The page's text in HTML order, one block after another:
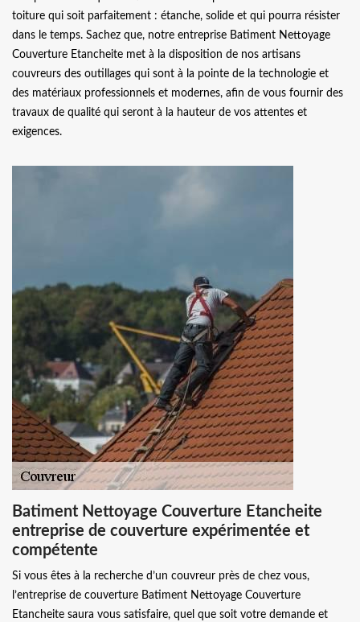
toiture qui soit parfaitement : étanche, solide et qui pourra résister
dans le temps. Sachez que, notre entreprise Batiment Nettoyage
Couverture Etancheite met à la disposition de nos artisans
couvreurs des outillages qui sont à la pointe de la technologie et
des matériaux professionnels et modernes, afin de vous fournir des
travaux de qualité qui seront à la hauteur de vos attentes et
exigences.
Batiment Nettoyage Couverture Etancheite
entreprise de couverture expérimentée et
compétente
Si vous êtes à la recherche d’un couvreur près de chez vous,
l’entreprise de couverture Batiment Nettoyage Couverture
Etancheite saura vous satisfaire, quel que soit votre demande et